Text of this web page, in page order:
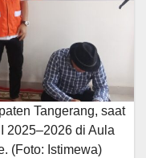
Tangerang, saat
2025–2026 di Aula
(Foto: Istimewa)